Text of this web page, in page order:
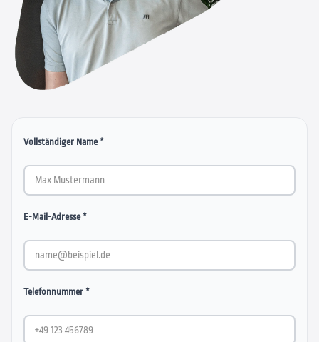
Vollständiger Name *
E-Mail-Adresse *
Telefonnummer *